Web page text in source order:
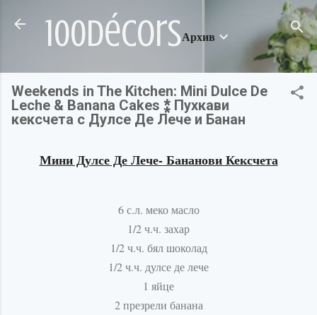
Пропускане към основното съдържание
100décorsАрхив
Weekends in The Kitchen: Mini Dulce De
Leche & Banana Cakes ⁑ Пухкави
кексчета с Дулсе Де Лече и Банан
Мини Дулсе Де Лече- Бананови Кексчета
6 с.л. меко масло
1/2 ч.ч. захар
1/2 ч.ч. бял шоколад
1/2 ч.ч. дулсе де лече
1 яйце
2 презрели банана